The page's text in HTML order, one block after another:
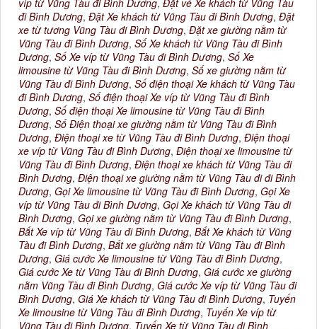
víp từ Vũng Tàu đi Bình Dương, Đặt vé Xe khách từ Vũng Tàu
đi Bình Dương, Đặt Xe khách từ Vũng Tàu đi Bình Dương, Đặt
xe từ tương Vũng Tàu đi Bình Dương, Đặt xe giường nằm từ
Vũng Tàu đi Bình Dương, Số Xe khách từ Vũng Tàu đi Bình
Dương, Số Xe víp từ Vũng Tàu đi Bình Dương, Số Xe
limousine từ Vũng Tàu đi Bình Dương, Số xe giường nằm từ
Vũng Tàu đi Bình Dương, Số điện thoại Xe khách từ Vũng Tàu
đi Bình Dương, Số điện thoại Xe víp từ Vũng Tàu đi Bình
Dương, Số điện thoại Xe limousine từ Vũng Tàu đi Bình
Dương, Số Điện thoại xe giường nằm từ Vũng Tàu đi Bình
Dương, Điện thoại xe từ Vũng Tàu đi Bình Dương, Điện thoại
xe víp từ Vũng Tàu đi Bình Dương, Điện thoại xe limousine từ
Vũng Tàu đi Bình Dương, Điện thoại xe khách từ Vũng Tàu đi
Bình Dương, Điện thoại xe giường nằm từ Vũng Tàu đi đi Bình
Dương, Gọi Xe limousine từ Vũng Tàu đi Bình Dương, Gọi Xe
víp từ Vũng Tàu đi Bình Dương, Gọi Xe khách từ Vũng Tàu đi
Bình Dương, Gọi xe giường nằm từ Vũng Tàu đi Bình Dương,
Bắt Xe víp từ Vũng Tàu đi Bình Dương, Bắt Xe khách từ Vũng
Tàu đi Bình Dương, Bắt xe giường nằm từ Vũng Tàu đi Bình
Dương, Giá cước Xe limousine từ Vũng Tàu đi Bình Dương,
Giá cước Xe từ Vũng Tàu đi Bình Dương, Giá cước xe giường
nằm Vũng Tàu đi Bình Dương, Giá cước Xe víp từ Vũng Tàu đi
Bình Dương, Giá Xe khách từ Vũng Tàu đi Bình Dương, Tuyến
Xe limousine từ Vũng Tàu đi Bình Dương, Tuyến Xe víp từ
Vũng Tàu đi Bình Dương, Tuyến Xe từ Vũng Tàu đi Bình